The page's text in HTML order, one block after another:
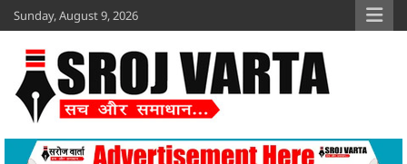
Skip
to
content
Sunday, August 9, 2026
Sroj Varta
www.srojvarta.in